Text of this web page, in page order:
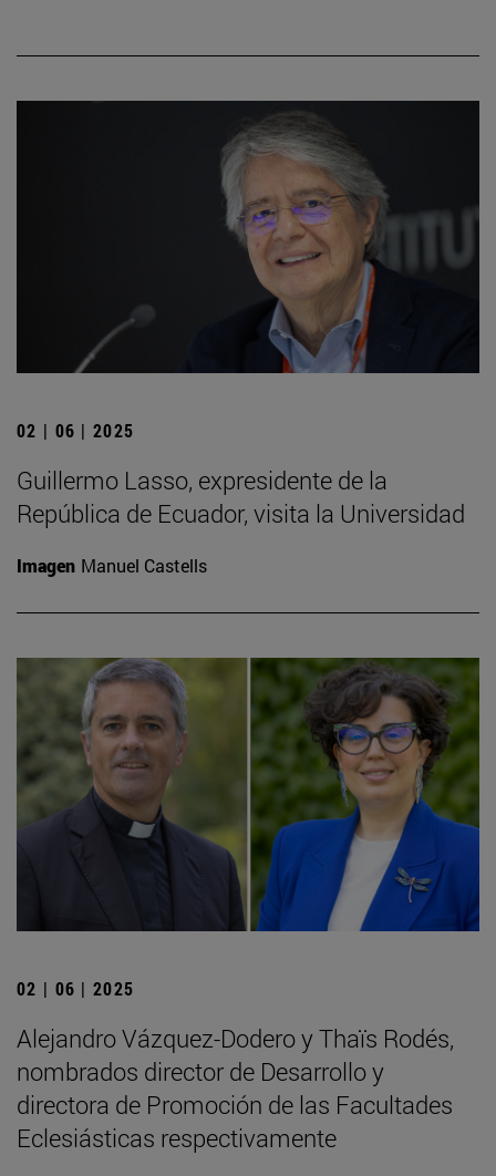
02 | 06 | 2025
Guillermo Lasso, expresidente de la
República de Ecuador, visita la Universidad
Imagen Manuel Castells
02 | 06 | 2025
Alejandro Vázquez-Dodero y Thaïs Rodés,
nombrados director de Desarrollo y
directora de Promoción de las Facultades
Eclesiásticas respectivamente